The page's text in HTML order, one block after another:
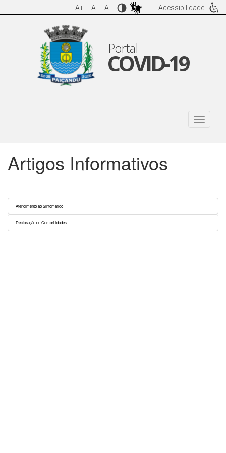
A+ A A- Acessibilidade
Portal
COVID-19
Artigos Informativos
Atendimento ao Sintomático
Declaração de Comorbidades